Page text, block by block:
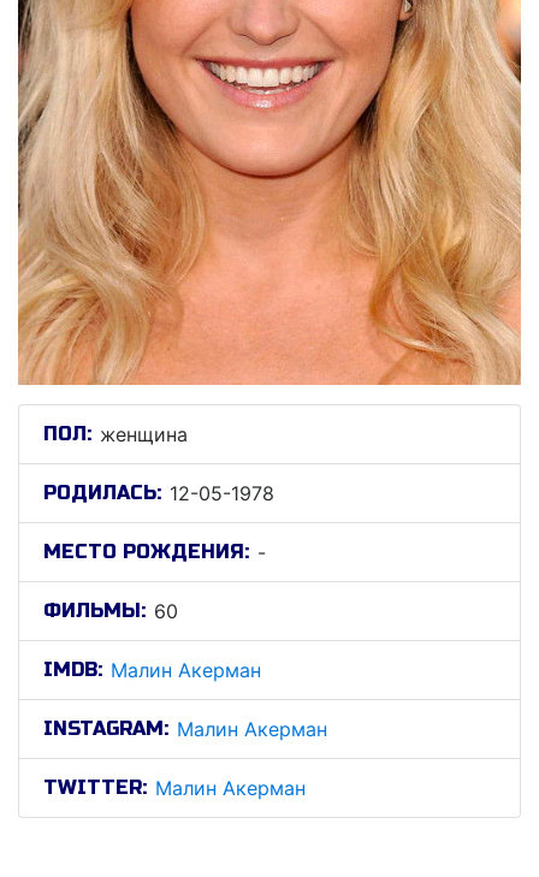
ПОЛ: женщина
РОДИЛАСЬ: 12-05-1978
МЕСТО РОЖДЕНИЯ: -
ФИЛЬМЫ: 60
IMDB: Малин Акерман
INSTAGRAM: Малин Акерман
TWITTER: Малин Акерман